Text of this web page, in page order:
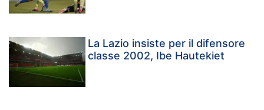
La Lazio insiste per il difensore
classe 2002, Ibe Hautekiet